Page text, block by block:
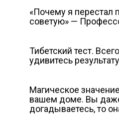
«Почему я перестал
советую» —
Тибетский тест.
удивитесь
Магическое
вашем доме. Вы
догадываетесь, то